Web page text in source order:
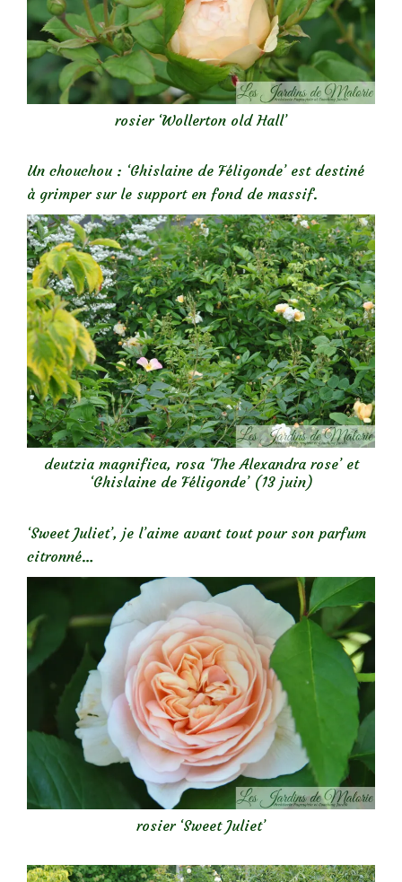
rosier ‘Wollerton old Hall’
Un chouchou : ‘Ghislaine de Féligonde’ est destiné
à grimper sur le support en fond de massif.
deutzia magnifica, rosa ‘The Alexandra rose’ et
‘Ghislaine de Féligonde’ (13 juin)
‘Sweet Juliet’, je l’aime avant tout pour son parfum
citronné…
rosier ‘Sweet Juliet’